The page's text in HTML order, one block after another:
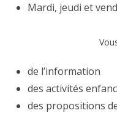
Mardi, jeudi et
de l’information
des activités
des propositions